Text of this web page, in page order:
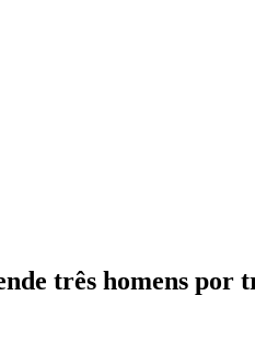
três homens por